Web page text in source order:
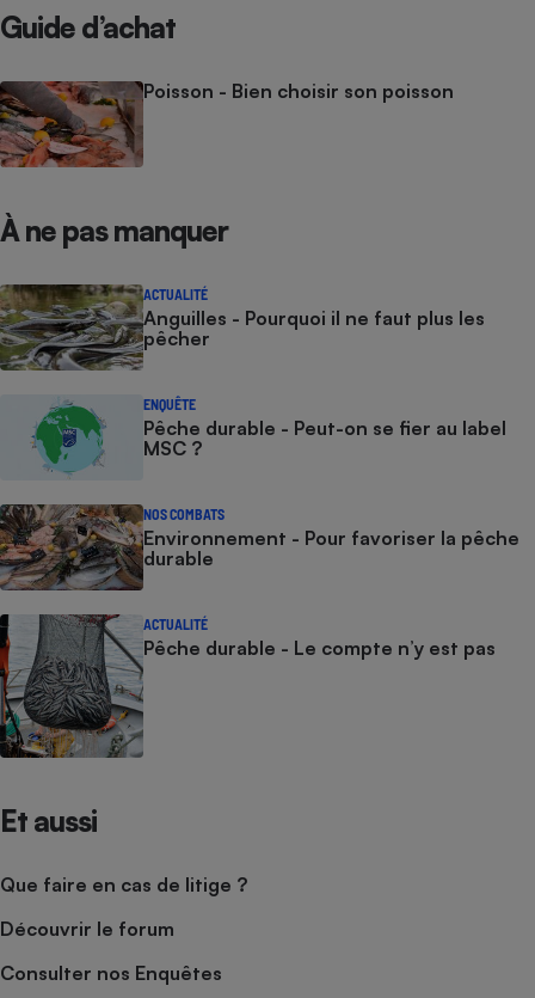
Guide d’achat
Poisson - Bien choisir son poisson
À ne pas manquer
ACTUALITÉ
Anguilles - Pourquoi il ne faut plus les
pêcher
ENQUÊTE
Pêche durable - Peut-on se fier au label
MSC ?
NOS COMBATS
Environnement - Pour favoriser la pêche
durable
ACTUALITÉ
Pêche durable - Le compte n’y est pas
Et aussi
Que faire en cas de litige ?
Découvrir le forum
Consulter nos Enquêtes